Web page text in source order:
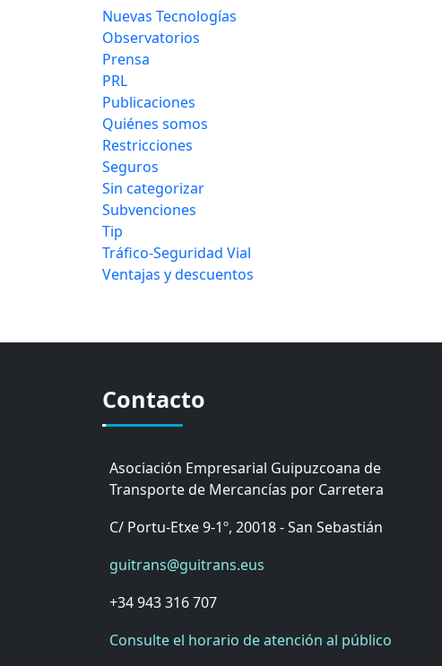
Nuevas Tecnologías
Observatorios
Prensa
PRL
Publicaciones
Quiénes somos
Restricciones
Seguros
Sin categorizar
Subvenciones
Tip
Tráfico-Seguridad Vial
Ventajas y descuentos
Contacto
Asociación Empresarial Guipuzcoana de
Transporte de Mercancías por Carretera
C/ Portu-Etxe 9-1º, 20018 - San Sebastián
guitrans@guitrans.eus
+34 943 316 707
Consulte el horario de atención al público